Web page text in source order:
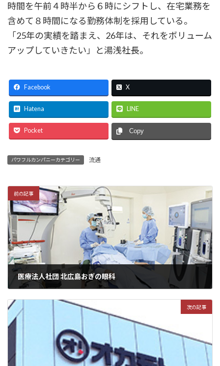
時間を午前４時半から６時にシフトし、在宅業務を
含めて８時間になる勤務体制を採用している。
「25年の実績を踏まえ、26年は、それをボリューム
アップしていきたい」と湯浅社長。
Facebook X
Hatena LINE
Pocket Copy
パワフルカンパニーカテゴリー 流通
前の記事
医療法人社団 北広島おぎの眼科
次の記事